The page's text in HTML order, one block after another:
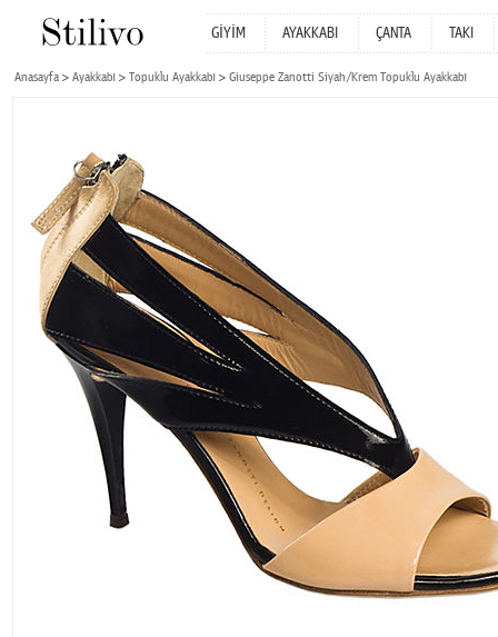
GİYİM AYAKKABI ÇANTA TAKI
Anasayfa Ayakkabı Topuklu Ayakkabı Giuseppe Zanotti Siyah/Krem Topuklu Ayakkabı